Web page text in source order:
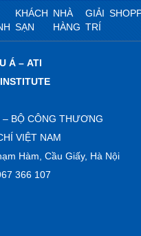
KHÁCH
SẠN
NHÀ
HÀNG
GIẢI
TRÍ
Á – ATI
BỘ CÔNG THƯƠNG
VIỆT NAM
Hàm, Cầu Giấy, Hà Nội
366 107